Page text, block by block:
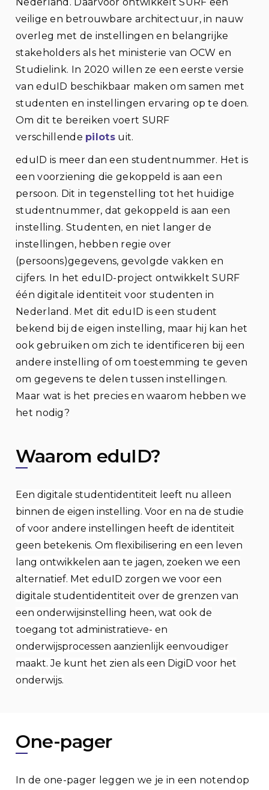
veilige en betrouwbare architectuur, in nauw
overleg met de instellingen en belangrijke
stakeholders als het ministerie van OCW en
Studielink. In 2020 willen ze een eerste versie
van eduID beschikbaar maken om samen met
studenten en instellingen ervaring op te doen.
Om dit te bereiken voert SURF
verschillende pilotsuit.
eduID is meer dan een studentnummer. Het is
een voorziening die gekoppeld is aan een
persoon. Dit in tegenstelling tot het huidige
studentnummer, dat gekoppeld is aan een
instelling. Studenten, en niet langer de
instellingen, hebben regie over
(persoons)gegevens, gevolgde vakken en
cijfers. In het eduID-project ontwikkelt SURF
één digitale identiteit voor studenten in
Nederland. Met dit eduID is een student
bekend bij de eigen instelling, maar hij kan het
ook gebruiken om zich te identificeren bij een
andere instelling of om toestemming te geven
om gegevens te delen tussen instellingen.
Maar wat is het precies en waarom hebben we
het nodig?
Waarom eduID?
Een digitale studentidentiteit leeft nu alleen
binnen de eigen instelling. Voor en na de studie
of voor andere instellingen heeft de identiteit
geen betekenis. Om flexibilisering en een leven
lang ontwikkelen aan te jagen, zoeken we een
alternatief. Met eduID zorgen we voor een
digitale studentidentiteit over de grenzen van
een onderwijsinstelling heen, wat ook de
toegang tot administratieve- en
onderwijsprocessen aanzienlijk eenvoudiger
maakt. Je kunt het zien als een DigiD voor het
onderwijs.
One-pager
In de one-pager leggen we je in een notendop